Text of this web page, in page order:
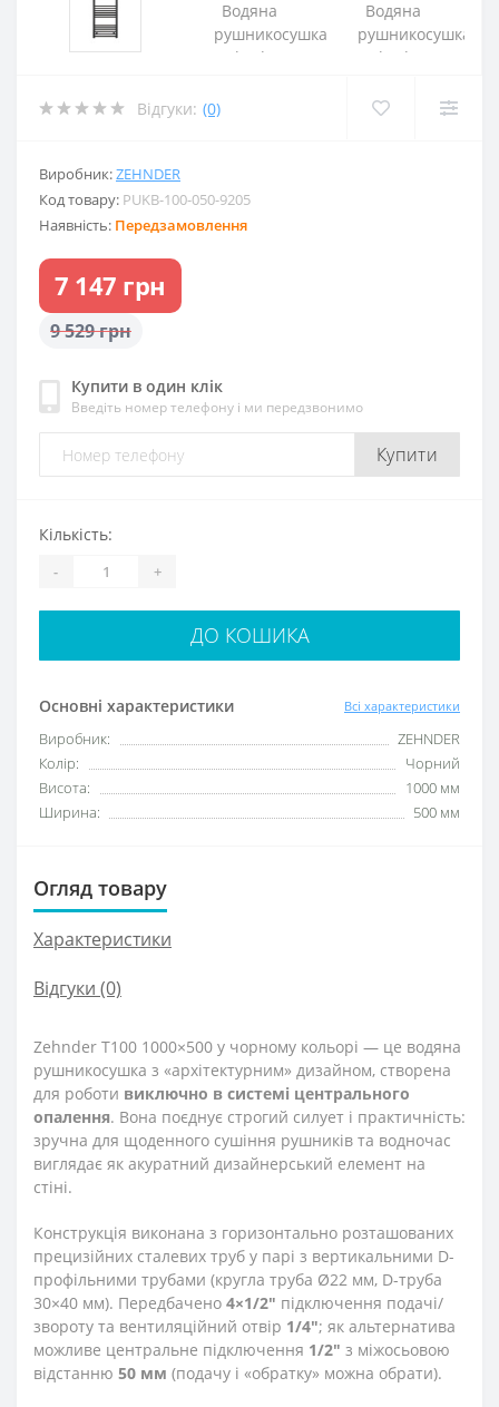
Відгуки: (0)
Виробник:ZEHNDER
Код товару: PUKB-100-050-9205
Наявність: Передзамовлення
7 147 грн
9 529 грн
Купити в один клік
Введіть номер телефону і ми передзвонимо
Купити
Основні характеристики Всі характеристики
Виробник:
ZEHNDER
Колір:
Чорний
Висота:
1000 мм
Ширина:
500 мм
Кількість:
- +
ДО КОШИКА
Огляд товару
Характеристики
Відгуки (0)
Zehnder T100 1000×500 у чорному кольорі — це водяна
рушникосушка з «архітектурним» дизайном, створена
для роботи виключно в системі центрального
опалення. Вона поєднує строгий силует і практичність:
зручна для щоденного сушіння рушників та водночас
виглядає як акуратний дизайнерський елемент на
стіні.
Конструкція виконана з горизонтально розташованих
прецизійних сталевих труб у парі з вертикальними D-
профільними трубами (кругла труба Ø22 мм, D-труба
30×40 мм). Передбачено 4×1/2" підключення подачі/
звороту та вентиляційний отвір 1/4"; як альтернатива
можливе центральне підключення 1/2" з міжосьовою
відстанню 50 мм (подачу і «обратку» можна обрати).